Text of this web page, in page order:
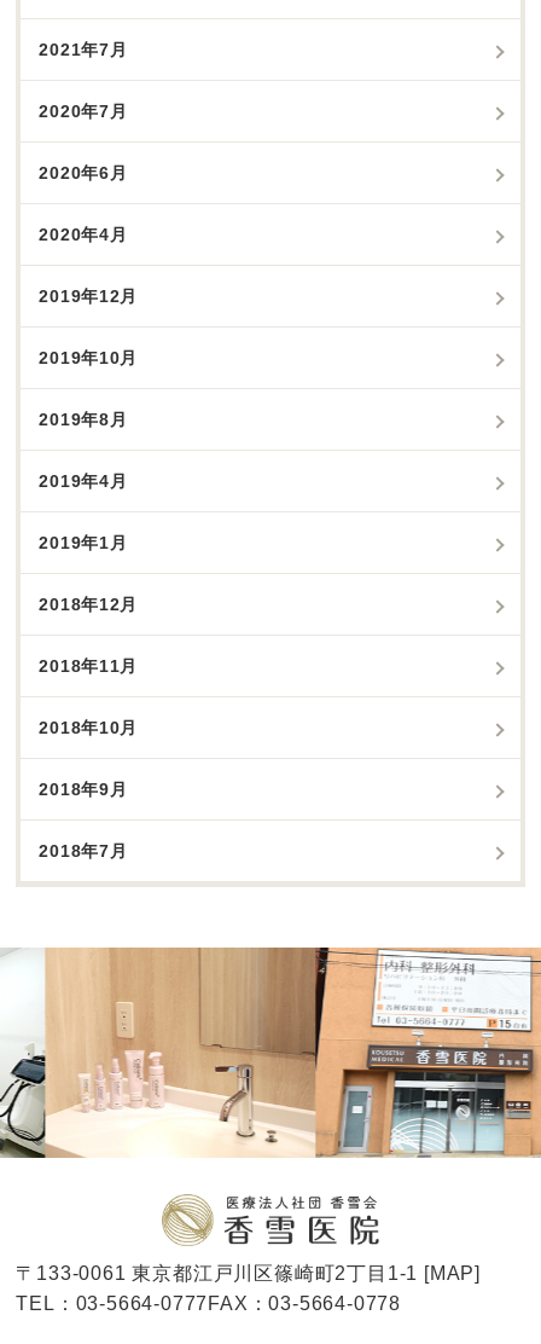
2021年7月
2020年7月
2020年6月
2020年4月
2019年12月
2019年10月
2019年8月
2019年4月
2019年1月
2018年12月
2018年11月
2018年10月
2018年9月
2018年7月
〒133-0061 東京都江戸川区篠崎町2丁目1-1 [MAP]
TEL：03-5664-0777FAX：03-5664-0778